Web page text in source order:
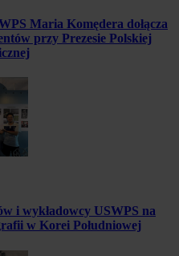
Maria Komędera dołącza
przy Prezesie Polskiej
i wykładowcy USWPS na
w Korei Południowej